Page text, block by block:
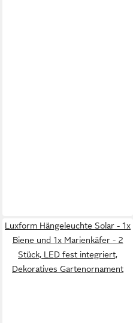
Luxform Hängeleuchte Solar - 1x
Biene und 1x Marienkäfer - 2
Stück, LED fest integriert,
Dekoratives Gartenornament